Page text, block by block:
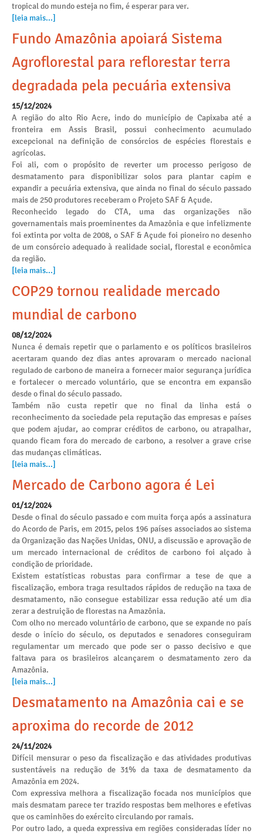
tropical do mundo esteja no fim, é esperar para ver.
[leia mais...]
Fundo Amazônia apoiará Sistema
Agroflorestal para reflorestar terra
degradada pela pecuária extensiva
15/12/2024
A região do alto Rio Acre, indo do município de Capixaba até a
fronteira em Assis Brasil, possui conhecimento acumulado
excepcional na definição de consórcios de espécies florestais e
agrícolas.
Foi ali, com o propósito de reverter um processo perigoso de
desmatamento para disponibilizar solos para plantar capim e
expandir a pecuária extensiva, que ainda no final do século passado
mais de 250 produtores receberam o Projeto SAF & Açude.
Reconhecido legado do CTA, uma das organizações não
governamentais mais proeminentes da Amazônia e que infelizmente
foi extinta por volta de 2008, o SAF & Açude foi pioneiro no desenho
de um consórcio adequado à realidade social, florestal e econômica
da região.
[leia mais...]
COP29 tornou realidade mercado
mundial de carbono
08/12/2024
Nunca é demais repetir que o parlamento e os políticos brasileiros
acertaram quando dez dias antes aprovaram o mercado nacional
regulado de carbono de maneira a fornecer maior segurança jurídica
e fortalecer o mercado voluntário, que se encontra em expansão
desde o final do século passado.
Também não custa repetir que no final da linha está o
reconhecimento da sociedade pela reputação das empresas e países
que podem ajudar, ao comprar créditos de carbono, ou atrapalhar,
quando ficam fora do mercado de carbono, a resolver a grave crise
das mudanças climáticas.
[leia mais...]
Mercado de Carbono agora é Lei
01/12/2024
Desde o final do século passado e com muita força após a assinatura
do Acordo de Paris, em 2015, pelos 196 países associados ao sistema
da Organização das Nações Unidas, ONU, a discussão e aprovação de
um mercado internacional de créditos de carbono foi alçado à
condição de prioridade.
Existem estatísticas robustas para confirmar a tese de que a
fiscalização, embora traga resultados rápidos de redução na taxa de
desmatamento, não consegue estabilizar essa redução até um dia
zerar a destruição de florestas na Amazônia.
Com olho no mercado voluntário de carbono, que se expande no país
desde o início do século, os deputados e senadores conseguiram
regulamentar um mercado que pode ser o passo decisivo e que
faltava para os brasileiros alcançarem o desmatamento zero da
Amazônia.
[leia mais...]
Desmatamento na Amazônia cai e se
aproxima do recorde de 2012
24/11/2024
Difícil mensurar o peso da fiscalização e das atividades produtivas
sustentáveis na redução de 31% da taxa de desmatamento da
Amazônia em 2024.
Com expressiva melhora a fiscalização focada nos municípios que
mais desmatam parece ter trazido respostas bem melhores e efetivas
que os caminhões do exército circulando por ramais.
Por outro lado, a queda expressiva em regiões consideradas líder no